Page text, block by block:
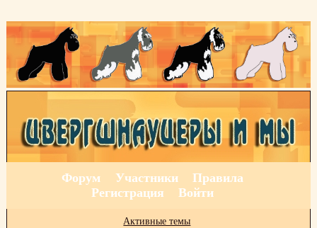
Форум Участники
Правила
Регистрация
Войти
Активные темы